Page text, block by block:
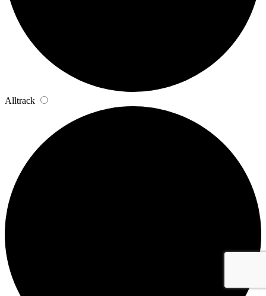
Alltrack